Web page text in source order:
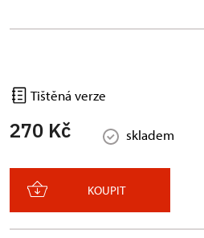
Tištěná verze
270 Kč skladem
KOUPIT